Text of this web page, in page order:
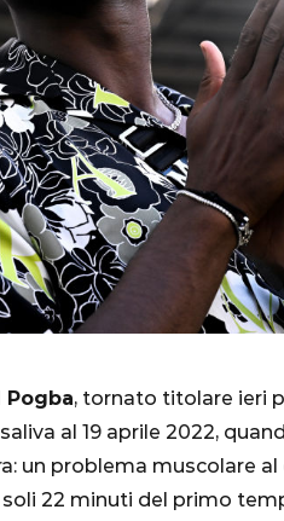
Pogba, tornato titolare ieri
al 19 aprile 2022,
un problema muscolare
22 minuti del primo